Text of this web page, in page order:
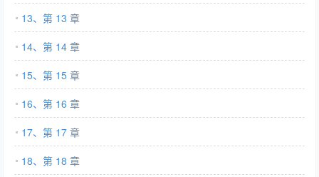
13、第 13 章
14、第 14 章
15、第 15 章
16、第 16 章
17、第 17 章
18、第 18 章